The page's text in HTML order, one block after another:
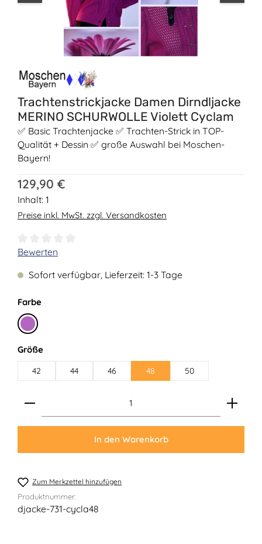
Trachtenstrickjacke Damen Dirndljacke
MERINO SCHURWOLLE Violett Cyclam
✅ Basic Trachtenjacke ✅ Trachten-Strick in TOP-
Qualität + Dessin ✅ große Auswahl bei Moschen-
Bayern!
Regulärer Preis:
129,90 €
Inhalt: 1
Preise inkl. MwSt. zzgl. Versandkosten
Durchschnittliche Bewertung von 0 von 5 Sternen
Bewerten
Sofort verfügbar, Lieferzeit: 1-3 Tage
Farbeauswählen
Cyclam
Größeauswählen
42 44 46 48 50
Produkt Anzahl: Gib den gewünschten Wert ein
In den Warenkorb
Zum Merkzettel hinzufügen
Produktnummer:
djacke-731-cycla48